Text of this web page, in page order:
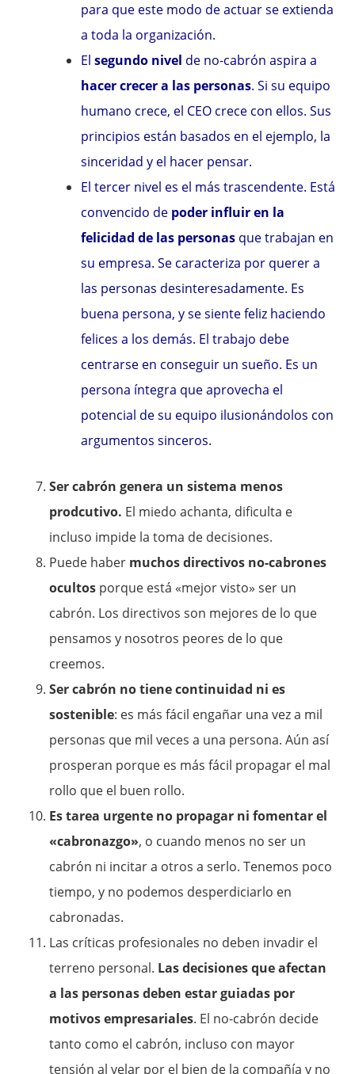
para que este modo de actuar se extienda
a toda la organización.
Elsegundo nivel de no-cabrón aspira a
hacer crecer a las personas. Si su equipo
humano crece, el CEO crece con ellos. Sus
principios están basados en el ejemplo, la
sinceridad y el hacer pensar.
El tercer nivel es el más trascendente. Está
convencido de poder influir en la
felicidad de las personas que trabajan en
su empresa. Se caracteriza por querer a
las personas desinteresadamente. Es
buena persona, y se siente feliz haciendo
felices a los demás. El trabajo debe
centrarse en conseguir un sueño. Es un
persona íntegra que aprovecha el
potencial de su equipo ilusionándolos con
argumentos sinceros.
Ser cabrón genera un sistema menos
prodcutivo. El miedo achanta, dificulta e
incluso impide la toma de decisiones.
Puede haber muchos directivos no-cabrones
ocultos porque está «mejor visto» ser un
cabrón. Los directivos son mejores de lo que
pensamos y nosotros peores de lo que
creemos.
Ser cabrón no tiene continuidad ni es
sostenible: es más fácil engañar una vez a mil
personas que mil veces a una persona. Aún así
prosperan porque es más fácil propagar el mal
rollo que el buen rollo.
Es tarea urgente no propagar ni fomentar el
«cabronazgo», o cuando menos no ser un
cabrón ni incitar a otros a serlo. Tenemos poco
tiempo, y no podemos desperdiciarlo en
cabronadas.
Las críticas profesionales no deben invadir el
terreno personal. Las decisiones que afectan
a las personas deben estar guiadas por
motivos empresariales. El no-cabrón decide
tanto como el cabrón, incluso con mayor
tensión al velar por el bien de la compañía y no